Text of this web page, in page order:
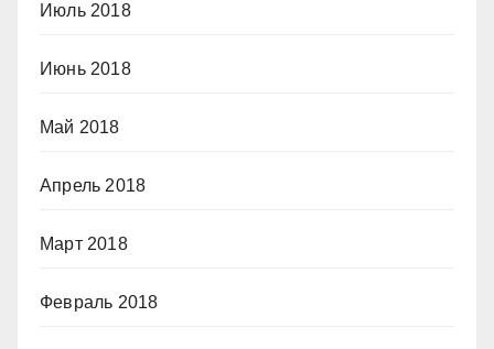
Июль 2018
Июнь 2018
Май 2018
Апрель 2018
Март 2018
Февраль 2018